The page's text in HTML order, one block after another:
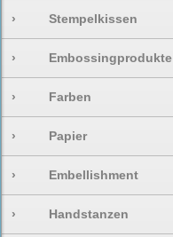
› Stempelkissen
› Embossingprodukte
› Farben
› Papier
› Embellishment
› Handstanzen